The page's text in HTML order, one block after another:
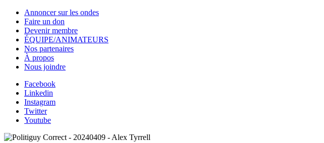
Annoncer sur les ondes
Faire un don
Devenir membre
ÉQUIPE/ANIMATEURS
Nos partenaires
À propos
Nous joindre
Facebook
Linkedin
Instagram
Twitter
Youtube